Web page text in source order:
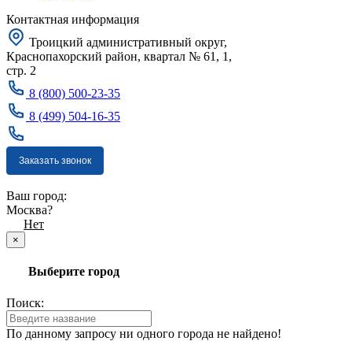
Контактная информация
Троицкий административный округ,
Краснопахорский район, квартал № 61, 1,
стр. 2
8 (800) 500-23-35
8 (499) 504-16-35
Заказать звонок
Ваш город:
Москва?
Нет
×
Выберите город
Поиск:
По данному запросу ни одного города не найдено!